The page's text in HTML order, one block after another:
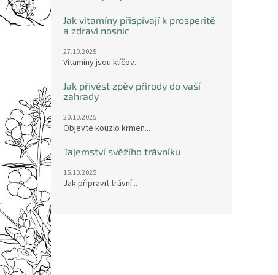
Jak vitamíny přispívají k prosperitě
a zdraví nosnic
27.10.2025
Vitamíny jsou klíčov...
Jak přivést zpěv přírody do vaší
zahrady
20.10.2025
Objevte kouzlo krmen...
Tajemství svěžího trávníku
15.10.2025
Jak připravit trávní...
Z
á
p
a